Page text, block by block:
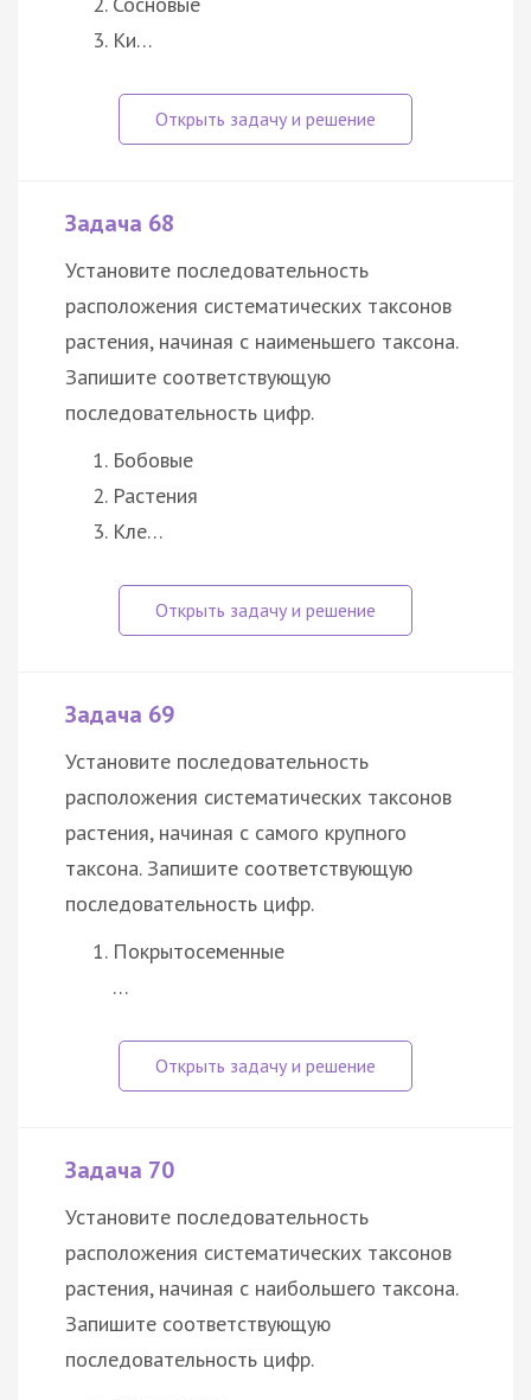
Ки…
Задача 68
Установите последовательность
расположения систематических таксонов
растения, начиная с наименьшего таксона.
Запишите соответствующую
последовательность цифр.
Бобовые
Растения
Кле…
Задача 69
Установите последовательность
расположения систематических таксонов
растения, начиная с самого крупного
таксона. Запишите соответствующую
последовательность цифр.
Покрытосеменные
…
Задача 70
Установите последовательность
расположения систематических таксонов
растения, начиная с наибольшего таксона.
Запишите соответствующую
последовательность цифр.